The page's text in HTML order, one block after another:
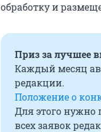
обработку и
Приз за лучшее
Каждый месяц
редакции.
Положение о
Для этого нужно
всех заявок